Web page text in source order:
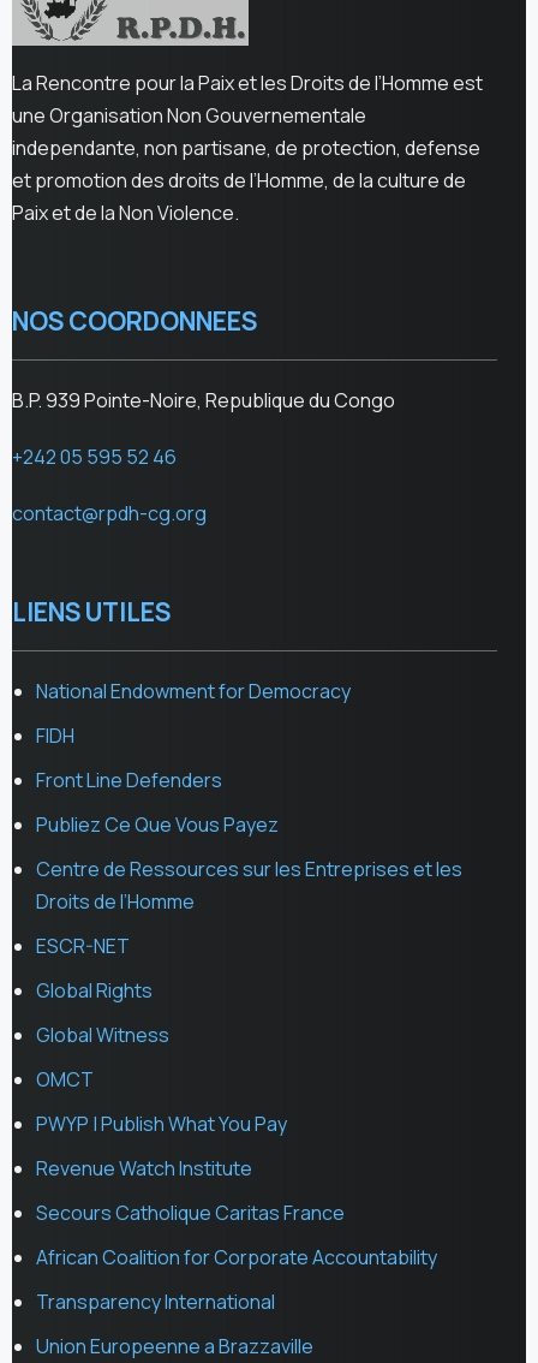
La Rencontre pour la Paix et les Droits de l’Homme est
une Organisation Non Gouvernementale
independante, non partisane, de protection, defense
et promotion des droits de l’Homme, de la culture de
Paix et de la Non Violence.
NOS COORDONNEES
B.P. 939 Pointe-Noire, Republique du Congo
+242 05 595 52 46
contact@rpdh-cg.org
LIENS UTILES
National Endowment for Democracy
FIDH
Front Line Defenders
Publiez Ce Que Vous Payez
Centre de Ressources sur les Entreprises et les
Droits de l’Homme
ESCR-NET
Global Rights
Global Witness
OMCT
PWYP | Publish What You Pay
Revenue Watch Institute
Secours Catholique Caritas France
African Coalition for Corporate Accountability
Transparency International
Union Europeenne a Brazzaville